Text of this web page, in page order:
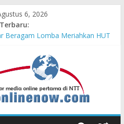
6, 2026
Terbaru:Jadi Pedoman Bangun
Kemampuan Pertahanan Udara
Modern
Listrik Masuk Desa, PLN
11 Kota di Jawa Timur